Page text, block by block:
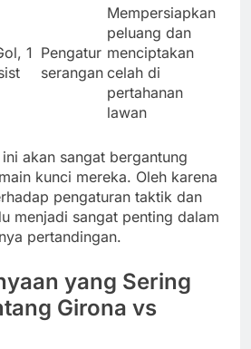
1 Pengatur
serangan
Mempersiapkan
peluang dan
menciptakan
celah di
pertahanan
lawan
akan sangat bergantung
kunci mereka. Oleh karena
pengaturan taktik dan
menjadi sangat penting dalam
pertandingan.
yang Sering
Girona vs